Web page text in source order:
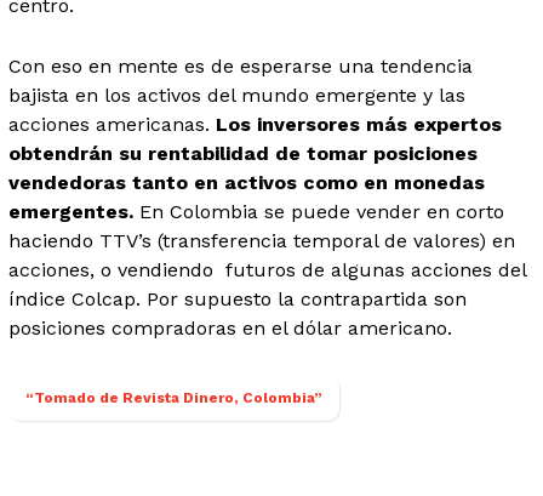
centro.
Con eso en mente es de esperarse una tendencia
bajista en los activos del mundo emergente y las
acciones americanas. Los inversores más expertos
obtendrán su rentabilidad de tomar posiciones
vendedoras tanto en activos como en monedas
emergentes.En Colombia se puede vender en corto
haciendo TTV’s (transferencia temporal de valores) en
acciones, o vendiendo futuros de algunas acciones del
índice Colcap. Por supuesto la contrapartida son
posiciones compradoras en el dólar americano.
“Tomado de Revista Dinero, Colombia”